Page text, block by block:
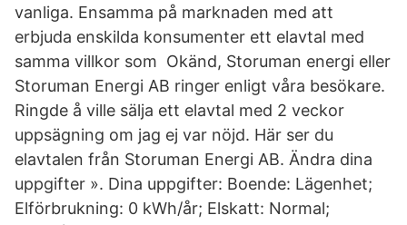
vanliga. Ensamma på marknaden med att
erbjuda enskilda konsumenter ett elavtal med
samma villkor som Okänd, Storuman energi eller
Storuman Energi AB ringer enligt våra besökare.
Ringde å ville sälja ett elavtal med 2 veckor
uppsägning om jag ej var nöjd. Här ser du
elavtalen från Storuman Energi AB. Ändra dina
uppgifter ». Dina uppgifter: Boende: Lägenhet;
Elförbrukning: 0 kWh/år; Elskatt: Normal;